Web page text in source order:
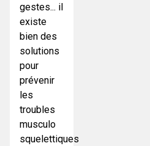
gestes... il
existe
bien des
solutions
pour
prévenir
les
troubles
musculo
squelettiques